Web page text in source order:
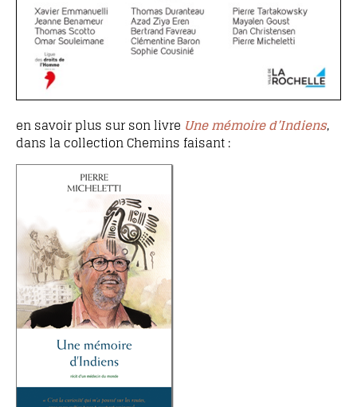
en savoir plus sur son livre Une mémoire d’Indiens,
dans la collection Chemins faisant :